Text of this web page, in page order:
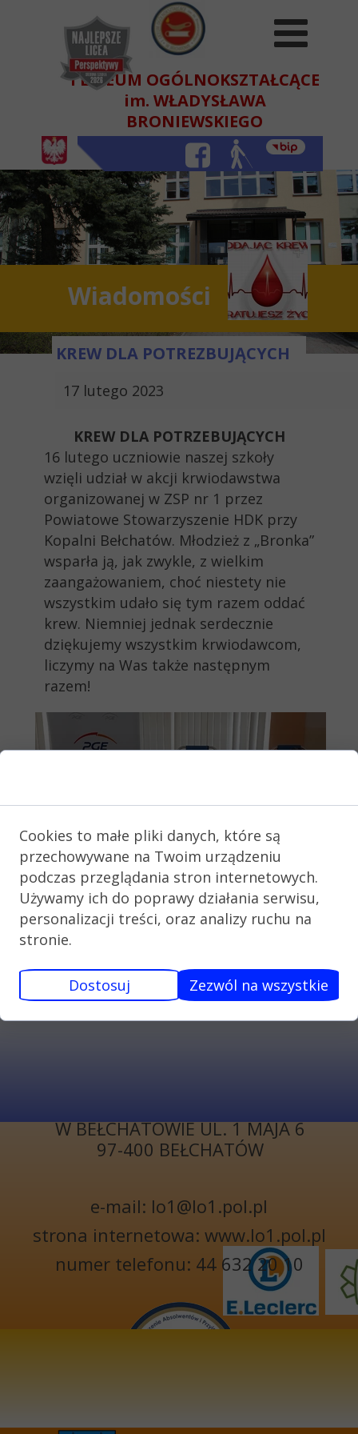
Wiadomości
17 lutego 2023
KREW DLA POTREZBUJĄCYCH
KREW DLA POTRZEBUJĄCYCH
16 lutego uczniowie naszej szkoły
wzięli udział w akcji krwiodawstwa
organizowanej w ZSP nr 1 przez
Powiatowe Stowarzyszenie HDK przy
Kopalni Bełchatów. Młodzież z „Bronka”
wsparła ją, jak zwykle, z wielkim
zaangażowaniem, choć niestety nie
wszystkim udało się tym razem oddać
krew. Niemniej jednak serdecznie
dziękujemy wszystkim krwiodawcom,
liczymy na Was także następnym
razem!
I LICEUM OGÓLNOKSZTAŁCĄCE
im. WŁADYSŁAWA
BRONIEWSKIEGO
W BEŁCHATOWIE
e-mail: lo1@lo1.pol.pl
strona internetowa: www.lo1.pol.pl
numer telefonu: 44 632 20 10
W BEŁCHATOWIE UL. 1 MAJA 6
97-400 BEŁCHATÓW
Cookies to małe pliki danych, które są
przechowywane na Twoim urządzeniu
podczas przeglądania stron internetowych.
Używamy ich do poprawy działania serwisu,
personalizacji treści, oraz analizy ruchu na
stronie.
Dostosuj Zezwól na wszystkie